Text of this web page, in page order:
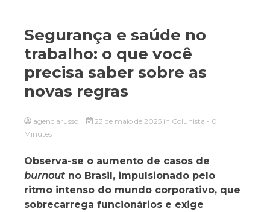
Segurança e saúde no
trabalho: o que você
precisa saber sobre as
novas regras
agenciarusso 23 de maio de 2025 in Colunista - 0
Minutes
Observa-se o aumento de casos de
burnout no Brasil, impulsionado pelo
ritmo intenso do mundo corporativo, que
sobrecarrega funcionários e exige